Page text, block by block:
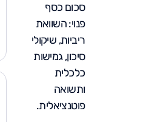
סכום כסף
פנוי: השוואת
ריביות, שיקולי
סיכון, גמישות
כלכלית
ותשואה
פוטנציאלית.